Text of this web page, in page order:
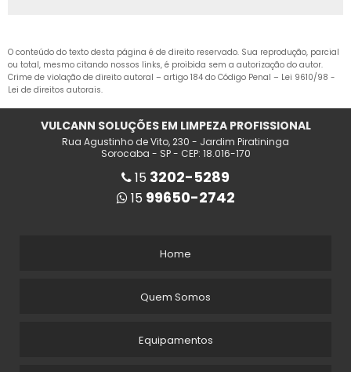
PEÇAS PARA VARREDEIRA TENNANT
PREÇO MAQUINA PARA LAVAR PISO
SERVIÇO DE LIMPEZA DE PISO
VARREDEIRA AUTOMÁTICA
O conteúdo do texto desta página é de direito reservado. Sua reprodução, parcial
ou total, mesmo citando nossos links, é proibida sem a autorização do autor.
Crime de violação de direito autoral – artigo 184 do Código Penal – Lei 9610/98 -
Lei de direitos autorais.
VULCANN SOLUÇÕES EM LIMPEZA PROFISSIONAL
Rua Agustinho de Vito, 230 - Jardim Piratininga
Sorocaba - SP - CEP: 18.016-170
15 3202-5289
15 99650-2742
Home
Quem Somos
Equipamentos